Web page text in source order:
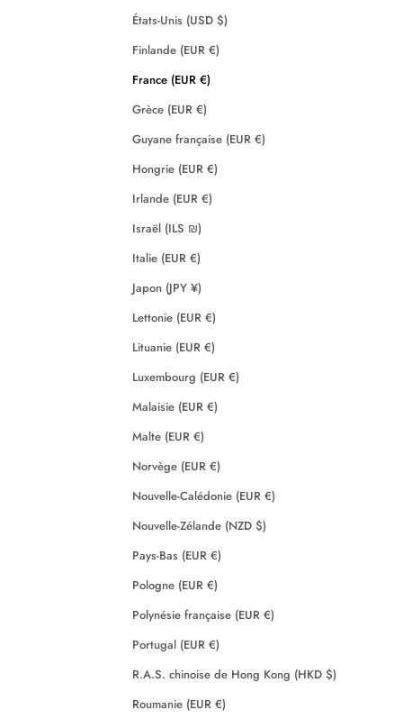
États-Unis (USD $)
Finlande (EUR €)
France (EUR €)
Grèce (EUR €)
Guyane française (EUR €)
Hongrie (EUR €)
Irlande (EUR €)
Israël (ILS ₪)
Italie (EUR €)
Japon (JPY ¥)
Lettonie (EUR €)
Lituanie (EUR €)
Luxembourg (EUR €)
Malaisie (EUR €)
Malte (EUR €)
Norvège (EUR €)
Nouvelle-Calédonie (EUR €)
Nouvelle-Zélande (NZD $)
Pays-Bas (EUR €)
Pologne (EUR €)
Polynésie française (EUR €)
Portugal (EUR €)
R.A.S. chinoise de Hong Kong (HKD $)
Roumanie (EUR €)